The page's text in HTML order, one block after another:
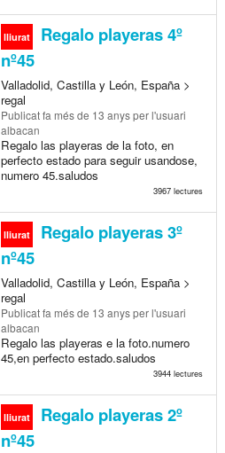
lliurat
Regalo playeras 4º
nº45
Valladolid, Castilla y León, España >
regal
Publicatfa més de 13 anysper l'usuari
albacan
Regalo las playeras de la foto, en
perfecto estado para seguir usandose,
numero 45.saludos
3967 lectures
lliurat
Regalo playeras 3º
nº45
Valladolid, Castilla y León, España >
regal
Publicatfa més de 13 anysper l'usuari
albacan
Regalo las playeras e la foto.numero
45,en perfecto estado.saludos
3944 lectures
lliurat
Regalo playeras 2º
nº45